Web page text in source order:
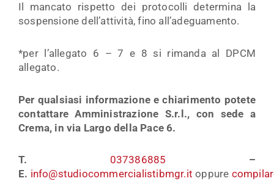
Il mancato rispetto dei protocolli determina la
sospensione dell’attività, fino all’adeguamento.
*per l’allegato 6 – 7 e 8 si rimanda al DPCM
allegato.
Per qualsiasi informazione e chiarimento potete
contattare Amministrazione S.r.l., con sede a
Crema, in via Largo della Pace 6.
T. 037386885 –
E. info@studiocommercialistibmgr.it oppure